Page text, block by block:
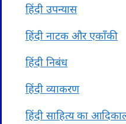
हिंदी उपन्यास
हिंदी नाटक और एकाँकी
हिंदी निबंध
हिंदी व्याकरण
हिंदी साहित्य का